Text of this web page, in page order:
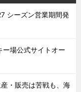
シーズン営業期間発
場公式サイトオー
・販売は苦戦も、海